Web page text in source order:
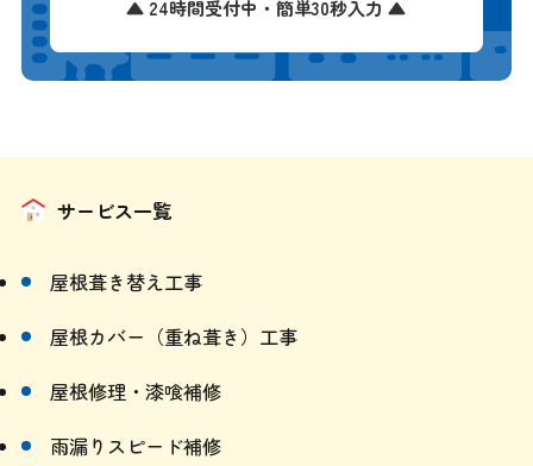
▲ 24時間受付中・簡単30秒入力 ▲
サービス一覧
屋根葺き替え工事
屋根カバー（重ね葺き）工事
屋根修理・漆喰補修
雨漏りスピード補修